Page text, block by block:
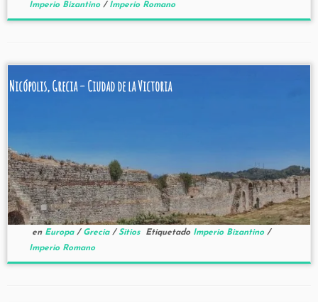
Imperio Bizantino / Imperio Romano
Nicópolis, Grecia – Ciudad de la Victoria
en Europa / Grecia / Sitios Etiquetado Imperio Bizantino /
Imperio Romano